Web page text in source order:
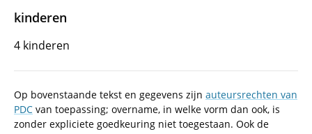
kinderen
4 kinderen
Op bovenstaande tekst en gegevens zijn auteursrechten van
PDC van toepassing; overname, in welke vorm dan ook, is
zonder expliciete goedkeuring niet toegestaan. Ook de